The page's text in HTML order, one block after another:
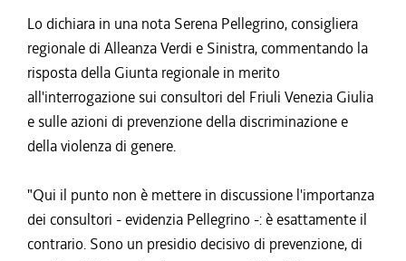
Lo dichiara in una nota Serena Pellegrino, consigliera
regionale di Alleanza Verdi e Sinistra, commentando la
risposta della Giunta regionale in merito
all'interrogazione sui consultori del Friuli Venezia Giulia
e sulle azioni di prevenzione della discriminazione e
della violenza di genere.
"Qui il punto non è mettere in discussione l'importanza
dei consultori - evidenzia Pellegrino -: è esattamente il
contrario. Sono un presidio decisivo di prevenzione, di